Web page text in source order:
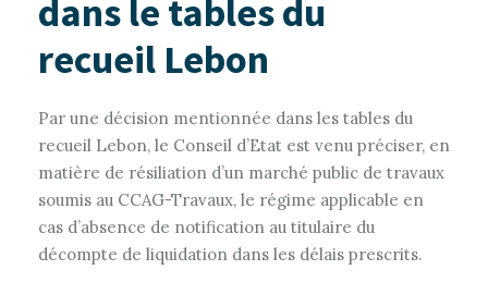
dans le tables du
recueil Lebon
Par une décision mentionnée dans les tables du
recueil Lebon, le Conseil d’Etat est venu préciser, en
matière de résiliation d’un marché public de travaux
soumis au CCAG-Travaux, le régime applicable en
cas d’absence de notification au titulaire du
décompte de liquidation dans les délais prescrits.